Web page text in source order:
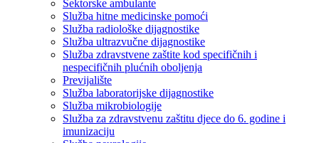
Sektorske ambulante
Služba hitne medicinske pomoći
Služba radiološke dijagnostike
Služba ultrazvučne dijagnostike
Služba zdravstvene zaštite kod specifičnih i
nespecifičnih plućnih oboljenja
Previjalište
Služba laboratorijske dijagnostike
Služba mikrobiologije
Služba za zdravstvenu zaštitu djece do 6. godine i
imunizaciju